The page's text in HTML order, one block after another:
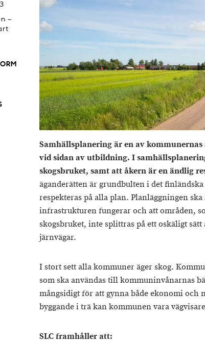
Samhällsplanering är en av
vid sidan av utbildning. I
skogsbruket, samt att åkern är en ändlig
äganderätten är grundbulten i det
respekteras på alla plan. Planläggningen
infrastrukturen fungerar och att områden,
skogsbruket, inte splittras på ett oskäligt
järnvägar.
I stort sett alla kommuner äger skog.
som ska användas till kommuninvånarnas
mångsidigt för att gynna både ekonomi och
byggande i trä kan kommunen vara
SLC framhåller att:
–